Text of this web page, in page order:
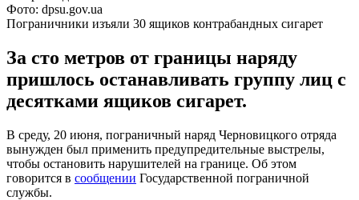
Фото: dpsu.gov.ua
Пограничники изъяли 30 ящиков контрабандных сигарет
За сто метров от границы наряду
пришлось останавливать группу лиц с
десятками ящиков сигарет.
В среду, 20 июня, пограничный наряд Черновицкого отряда
вынужден был применить предупредительные выстрелы,
чтобы остановить нарушителей на границе. Об этом
говорится в сообщении Государственной пограничной
службы.